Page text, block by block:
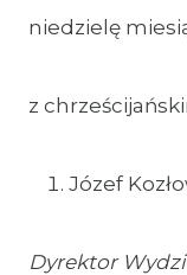
niedzielę
z
Józef
Dyrektor